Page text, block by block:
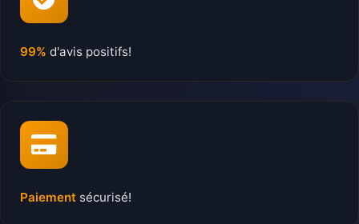
99% d'avis positifs!
Paiement sécurisé!